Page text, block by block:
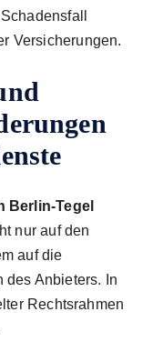
Versicherungen.
Berlin-Tegel
nur auf den
auf die
des Anbieters. In
Rechtsrahmen